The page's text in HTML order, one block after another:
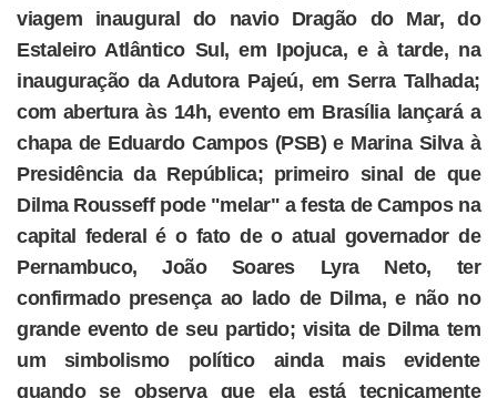
viagem inaugural do navio Dragão do Mar, do
Estaleiro Atlântico Sul, em Ipojuca, e à tarde, na
inauguração da Adutora Pajeú, em Serra Talhada;
com abertura às 14h, evento em Brasília lançará a
chapa de Eduardo Campos (PSB) e Marina Silva à
Presidência da República; primeiro sinal de que
Dilma Rousseff pode "melar" a festa de Campos na
capital federal é o fato de o atual governador de
Pernambuco, João Soares Lyra Neto, ter
confirmado presença ao lado de Dilma, e não no
grande evento de seu partido; visita de Dilma tem
um simbolismo político ainda mais evidente
quando se observa que ela está tecnicamente